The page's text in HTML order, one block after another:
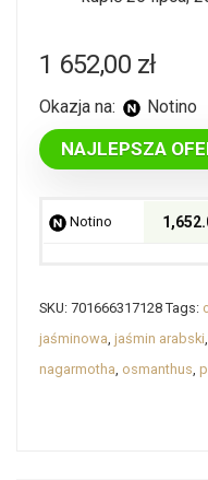
1 652,00 zł
Okazja na: Notino
NAJLEPSZA
Notino
SKU: 701666317128 Tags:
jaśminowa, jaśmin arabski,
nagarmotha, osmanthus,